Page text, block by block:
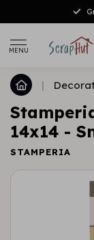
MENU
|
14x14 -
STAMPERIA